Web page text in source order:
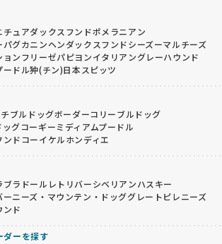
チュアダックスフンドポメラニアン
パグカニンヘンダックスフンドシーズーマルチーズ
ョンフリーゼパピヨンイタリアングレーハウンド
ードル狆(チン)日本スピッツ
ブルドッグボーダーコリーブルドッグ
ッグコーギーミディアムプードル
ンドコーイケルホンディエ
ブラドールレトリバーシベリアンハスキー
ーニーズ・マウンテン・ドッググレートピレニーズ
ンド
ダーを探す